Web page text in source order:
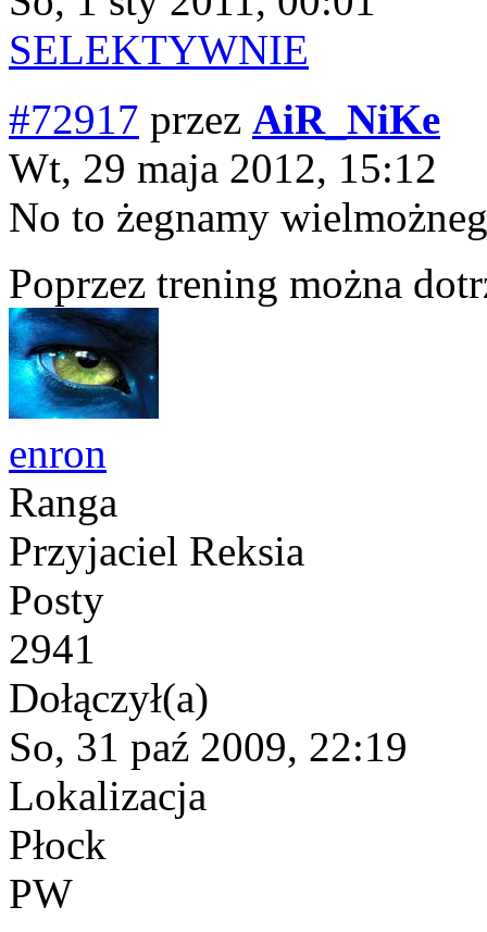
SELEKTYWNIE
#72917 przez AiR_NiKe
Wt, 29 maja 2012, 15:12
No to żegnamy
Poprzez trening można
enron
Ranga
Przyjaciel Reksia
Posty
2941
Dołączył(a)
So, 31 paź 2009, 22:19
Lokalizacja
Płock
PW